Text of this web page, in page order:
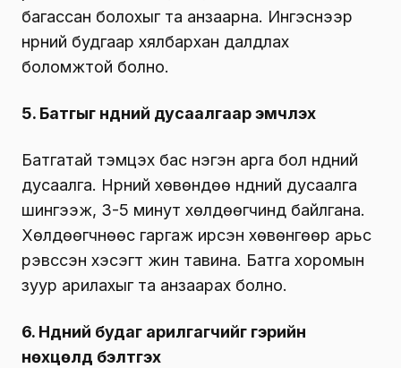
багассан болохыг та анзаарна. Ингэснээр
нүүрний будгаар хялбархан далдлах
боломжтой болно.
5. Батгыг нүдний дусаалгаар эмчлэх
Батгатай тэмцэх бас нэгэн арга бол нүдний
дусаалга. Нүүрний хөвөндөө нүдний дусаалга
шингээж, 3-5 минут хөлдөөгчинд байлгана.
Хөлдөөгчнөөс гаргаж ирсэн хөвөнгөөр арьс
үрэвссэн хэсэгт жин тавина. Батга хоромын
зуур арилахыг та анзаарах болно.
6. Нүдний будаг арилгагчийг гэрийн
нөхцөлд бэлтгэх